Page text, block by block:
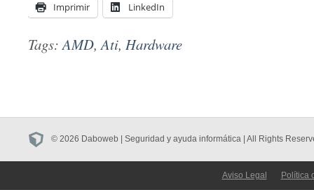
Imprimir LinkedIn
Tags:AMD,Ati, Hardware
© 2026 Daboweb | Seguridad y ayuda informática | All Rights
Aviso Legal Política